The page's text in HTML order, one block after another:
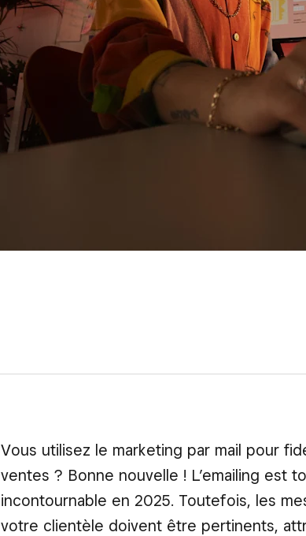
Vous utilisez le marketing par mail pour
ventes ? Bonne nouvelle ! L’emailing est
incontournable en 2025. Toutefois, les
votre clientèle doivent être pertinents,